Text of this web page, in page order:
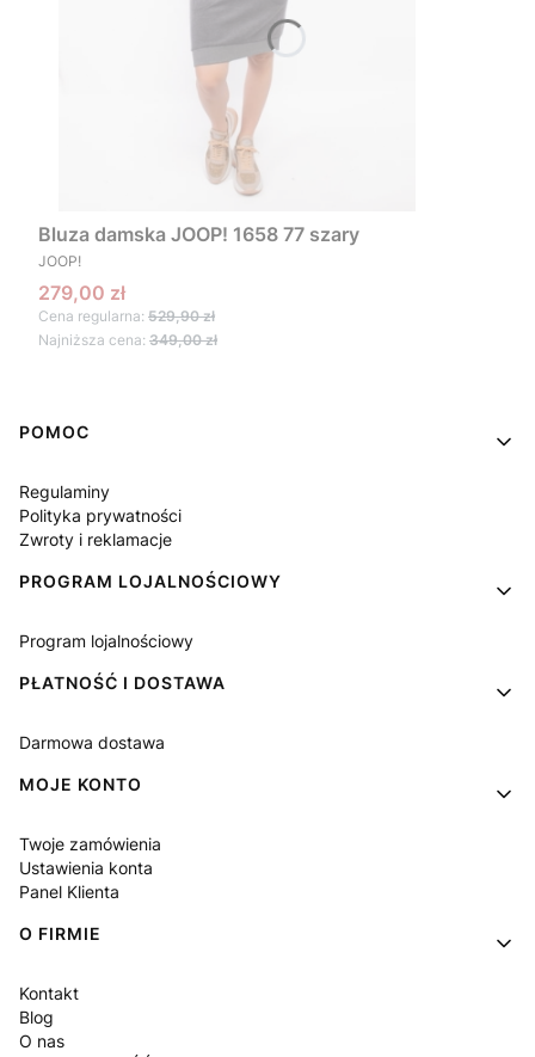
Bluza damska JOOP! 1658 77 szary
PRODUCENT
JOOP!
Cena promocyjna
279,00 zł
Cena regularna: 529,90 zł
Najniższa cena: 349,00 zł
Linki w stopce
POMOC
Regulaminy
Polityka prywatności
Zwroty i reklamacje
PROGRAM LOJALNOŚCIOWY
Program lojalnościowy
PŁATNOŚĆ I DOSTAWA
Darmowa dostawa
MOJE KONTO
Twoje zamówienia
Ustawienia konta
Panel Klienta
O FIRMIE
Kontakt
Blog
O nas